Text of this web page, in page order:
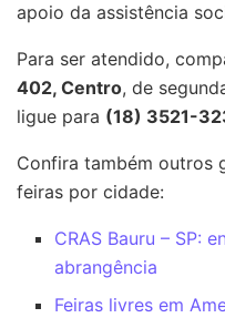
apoio da assistência
Para ser atendido,
402, Centro, de
ligue para (18) 3521-
Confira também outros
feiras por cidade:
CRAS Bauru – SP:
abrangência
Feiras livres em